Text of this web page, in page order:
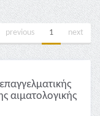
previous 1 next
αιματολογικής